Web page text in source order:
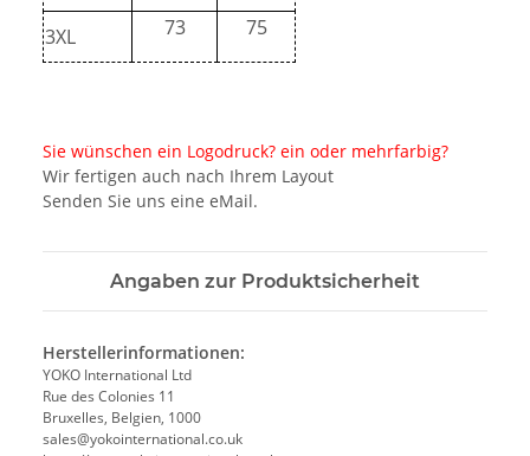
3XL 73 75
Sie wünschen ein Logodruck? ein oder mehrfarbig?
Wir fertigen auch nach Ihrem Layout
Senden Sie uns eine eMail.
Angaben zur Produktsicherheit
Herstellerinformationen:
YOKO International Ltd
Rue des Colonies 11
Bruxelles, Belgien, 1000
sales@yokointernational.co.uk